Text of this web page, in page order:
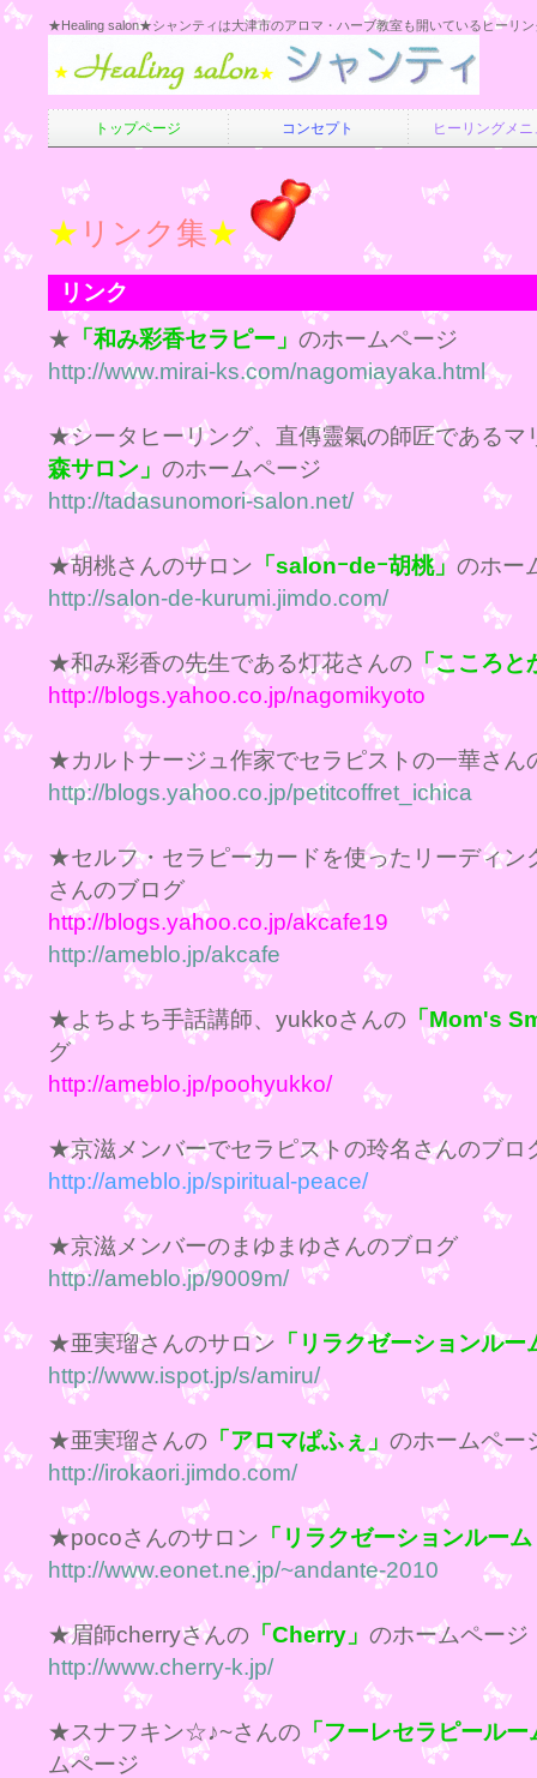
★Healing salon★シャンティは大津市のアロマ・ハーブ教室も開いているヒーリ
★ リンク集★
リンク
★ 「和み彩香セラピー」 のホームページ
http://www.mirai-ks.com/nagomiayaka.html
★シータヒーリング、直傳靈氣の師匠であるマ
森サロン」 のホームページ
http://tadasunomori-salon.net/
★胡桃さんのサロン 「salonｰdeｰ胡桃」 のホー
http://salon-de-kurumi.jimdo.com/
★和み彩香の先生である灯花さんの 「こころ
http://blogs.yahoo.co.jp/nagomikyoto
★カルトナージュ作家でセラピストの一華さん
http://blogs.yahoo.co.jp/petitcoffret_ichica
★セルフ・セラピーカードを使ったリーディン
さんのブログ
http://blogs.yahoo.co.jp/akcafe19
http://ameblo.jp/akcafe
★よちよち手話講師、yukkoさんの 「Mom's
グ
http://ameblo.jp/poohyukko/
★京滋メンバーでセラピストの玲名さんのブロ
http://ameblo.jp/spiritual-peace/
★京滋メンバーのまゆまゆさんのブログ
http://ameblo.jp/9009m/
★亜実瑠さんのサロン 「リラクゼーションルー
http://www.ispot.jp/s/amiru/
★亜実瑠さんの 「アロマぱふぇ」 のホームペー
http://irokaori.jimdo.com/
★pocoさんのサロン 「リラクゼーションルー
http://www.eonet.ne.jp/~andante-2010
★眉師cherryさんの 「Cherry」 のホームページ
http://www.cherry-k.jp/
★スナフキン☆♪~さんの 「フーレセラピール
ムページ
トップページ コンセプト ヒーリングメニ